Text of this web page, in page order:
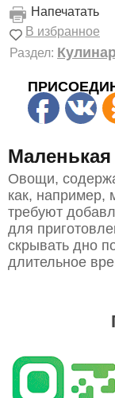
Напечатать
В избранное
Раздел:
Маленькая
Овощи,
как, например,
требуют
для
скрывать дно
длительное